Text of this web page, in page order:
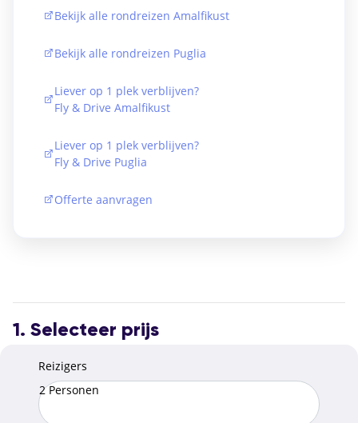
Bekijk alle rondreizen Amalfikust
Bekijk alle rondreizen Puglia
Liever op 1 plek verblijven?
Fly & Drive Amalfikust
Liever op 1 plek verblijven?
Fly & Drive Puglia
Offerte aanvragen
1. Selecteer prijs
Reizigers
2 Personen